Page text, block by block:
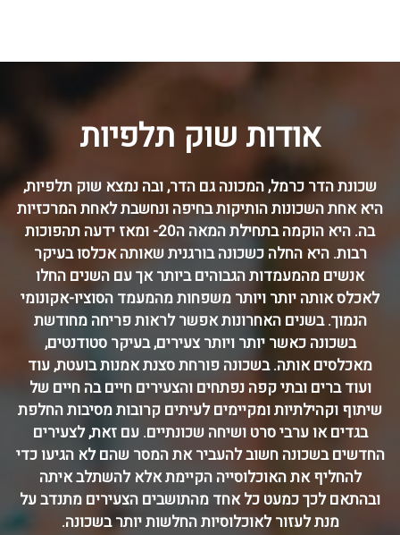
אודות שוק תלפיות
שכונת הדר כרמל, המכונה גם הדר, ובה נמצא שוק תלפיות,
היא אחת השכונות הותיקות בחיפה ונחשבת לאחת המרכזיות
בה. היא הוקמה בתחילת המאה ה20- ומאז ידעה תהפוכות
רבות. היא החלה כשכונה בורגנית שאותה אכלסו בעיקר
אנשים מהמעמדות הגבוהים ביותר אך עם השנים החלו
לאכלס אותה יותר ויותר משפחות מהמעמד הסוציו-אקונומי
הנמוך. בשנים האחרונות אפשר לראות פריחה מחודשת
בשכונה כאשר יותר ויותר צעירים, בעיקר סטודנטים,
מאכלסים אותה. בשכונה פורחת סצנת אמנות בועטת, עוד
ועוד ברים ובתי קפה נפתחים והצעירים חיים בה חיים של
שיתוף וקהילתיות ומקיימים לעיתים קרובות מסיבות החלפת
בגדים או ערבי סרט ושיחה שכונתיים. עם זאת, לצעירים
החדשים בשכונה חשוב להעביר את המסר שהם לא הגיעו כדי
להחליף את האוכלוסייה הקיימת אלא להשתלב איתה
ובהתאם לכך כמעט כל אחד מהתושבים הצעירים מתנדב על
מנת לעזור לאוכלוסיות החלשות יותר בשכונה.